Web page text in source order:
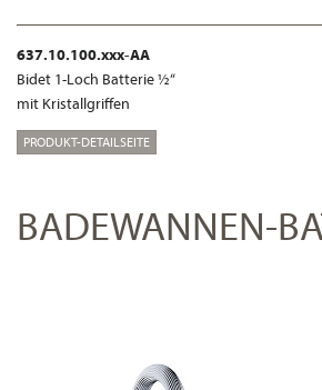
637.10.100.xxx-AA
Bidet 1-Loch Batterie ½“
mit Kristallgriffen
PRODUKT-DETAILSEITE
BADEWANNEN-